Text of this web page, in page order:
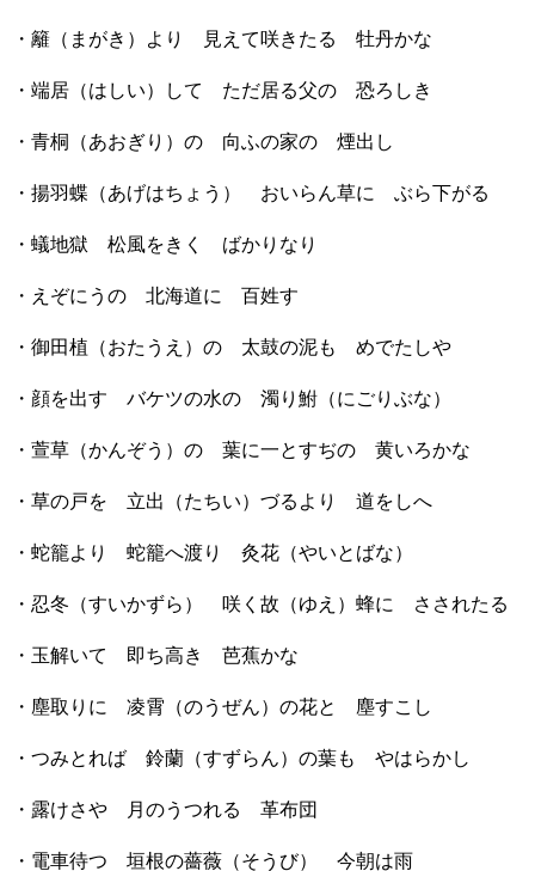
・籬（まがき）より 見えて咲きたる 牡丹かな
・端居（はしい）して ただ居る父の 恐ろしき
・青桐（あおぎり）の 向ふの家の 煙出し
・揚羽蝶（あげはちょう） おいらん草に ぶら下がる
・蟻地獄 松風をきく ばかりなり
・えぞにうの 北海道に 百姓す
・御田植（おたうえ）の 太鼓の泥も めでたしや
・顔を出す バケツの水の 濁り鮒（にごりぶな）
・萱草（かんぞう）の 葉に一とすぢの 黄いろかな
・草の戸を 立出（たちい）づるより 道をしへ
・蛇籠より 蛇籠へ渡り 灸花（やいとばな）
・忍冬（すいかずら） 咲く故（ゆえ）蜂に さされたる
・玉解いて 即ち高き 芭蕉かな
・塵取りに 凌霄（のうぜん）の花と 塵すこし
・つみとれば 鈴蘭（すずらん）の葉も やはらかし
・露けさや 月のうつれる 革布団
・電車待つ 垣根の薔薇（そうび） 今朝は雨